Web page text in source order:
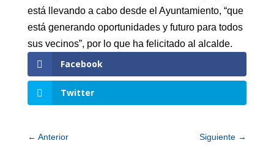
está llevando a cabo desde el Ayuntamiento, “que
está generando oportunidades y futuro para todos
sus vecinos”, por lo que ha felicitado al alcalde.
Facebook
Twitter
← Anterior Siguiente →